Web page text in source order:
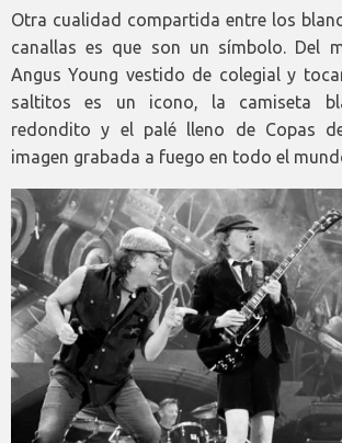
Otra cualidad compartida entre los
canallas es que son un símbolo. Del
Angus Young vestido de colegial y
saltitos es un icono, la camiseta
redondito y el palé lleno de Copas
imagen grabada a fuego en todo el